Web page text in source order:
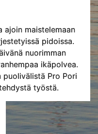
ajoin maistelemaan
pidoissa.
nuorimman
ikäpolvea.
puolivälistä Pro Pori
työstä.